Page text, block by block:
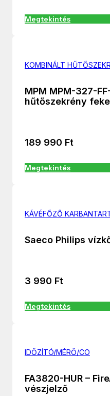
Megtekintés
KOMBINÁLT
MPM MPM-327-
hűtőszekrény
189 990 Ft
Megtekintés
KÁVÉFŐZŐ
Saeco Philips
3 990 Ft
Megtekintés
IDŐZÍTÓ/MÉRŐ/CO
FA3820-HUR –
vészjelző